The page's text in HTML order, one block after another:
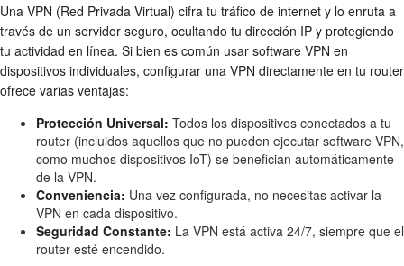
Una VPN (Red Privada Virtual) cifra tu tráfico de internet y lo enruta a
través de un servidor seguro, ocultando tu dirección IP y protegiendo
tu actividad en línea. Si bien es común usar software VPN en
dispositivos individuales, configurar una VPN directamente en tu router
ofrece varias ventajas:
Protección Universal: Todos los dispositivos conectados a tu
router (incluidos aquellos que no pueden ejecutar software VPN,
como muchos dispositivos IoT) se benefician automáticamente
de la VPN.
Conveniencia: Una vez configurada, no necesitas activar la
VPN en cada dispositivo.
Seguridad Constante: La VPN está activa 24/7, siempre que el
router esté encendido.